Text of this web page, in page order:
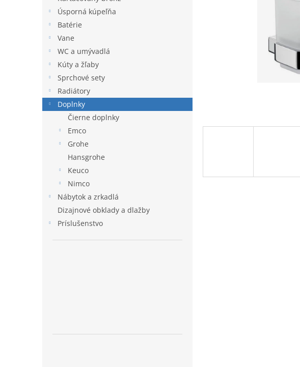
Úsporná kúpeľňa
Batérie
Vane
WC a umývadlá
Kúty a žľaby
Sprchové sety
Radiátory
Doplnky
Čierne doplnky
Emco
Grohe
Hansgrohe
Keuco
Nimco
Nábytok a zrkadlá
Dizajnové obklady a dlažby
Príslušenstvo